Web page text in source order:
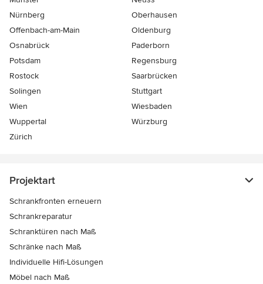
Nürnberg
Oberhausen
Offenbach-am-Main
Oldenburg
Osnabrück
Paderborn
Potsdam
Regensburg
Rostock
Saarbrücken
Solingen
Stuttgart
Wien
Wiesbaden
Wuppertal
Würzburg
Zürich
Projektart
Schrankfronten erneuern
Schrankreparatur
Schranktüren nach Maß
Schränke nach Maß
Individuelle Hifi-Lösungen
Möbel nach Maß